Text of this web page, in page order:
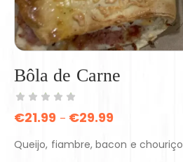
Bôla de Carne
€21.99 – €29.99
Queijo, fiambre, bacon e chouriço